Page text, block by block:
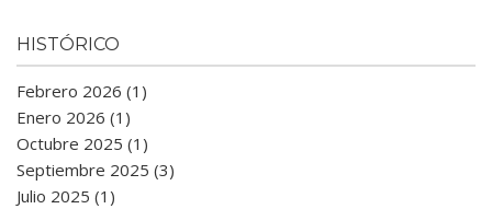
HISTÓRICO
Febrero 2026 (1)
Enero 2026 (1)
Octubre 2025 (1)
Septiembre 2025 (3)
Julio 2025 (1)